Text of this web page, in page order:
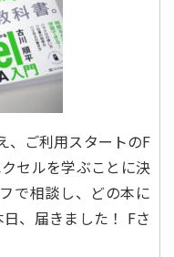
、ご利用スタートのF
セルを学ぶことに決
で相談し、どの本に
、届きました！ Fさ